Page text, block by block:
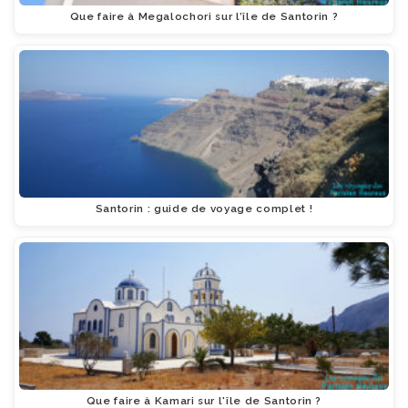
Que faire à Megalochori sur l’île de Santorin ?
Santorin : guide de voyage complet !
Que faire à Kamari sur l'île de Santorin ?